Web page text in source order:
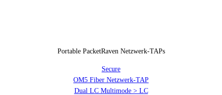
Portable PacketRaven Netzwerk-TAPs
Secure
OM5 Fiber Netzwerk-TAP
Dual LC Multimode > LC